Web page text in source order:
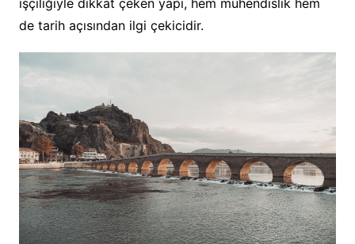
işçiliğiyle dikkat çeken yapı, hem mühendislik hem
de tarih açısından ilgi çekicidir.